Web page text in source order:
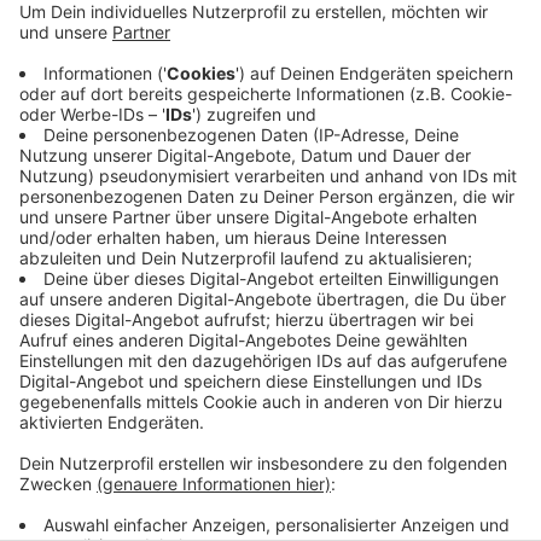
Ausbildungsplätze in kaufmännischen, gewerblich-
Studiengänge. Zusätzlich beraten Fachleute der
Arbeitsagentur sowie der Jobcenter der drei
bergischen Großstädte individuell vor Ort. Hier
stehen die Links zurAnmeldungund zu einer
Übersicht.
Veröffentlicht:Mittwoch, 04.03.2026 06:24
Anzeige
Anzeige